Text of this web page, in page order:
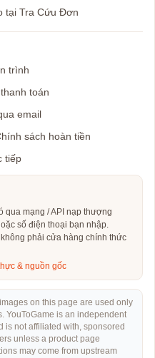
tại Tra Cứu Đơn
trình
toán
email
sách hoàn tiền
tiếp
qua mạng / API nạp thượng
số điện thoại bạn nhập.
phải cửa hàng chính thức
& nguồn gốc
on this page are used only
YouToGame is an independent
is not affiliated with, sponsored
unless a product page
may come from upstream